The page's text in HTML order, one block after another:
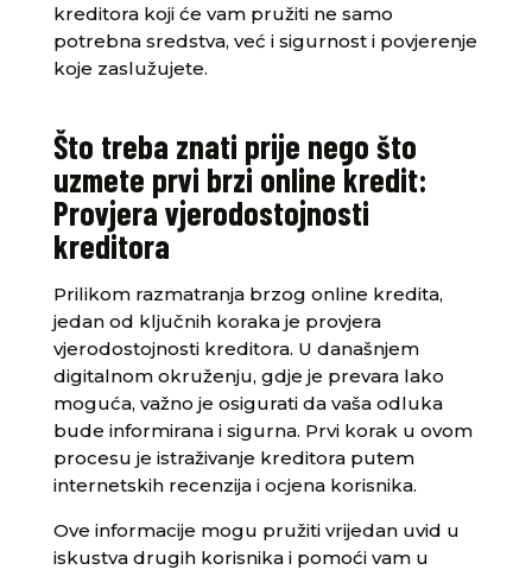
kreditora koji će vam pružiti ne samo
potrebna sredstva, već i sigurnost i povjerenje
koje zaslužujete.
Što treba znati prije nego što
uzmete prvi brzi online kredit:
Provjera vjerodostojnosti
kreditora
Prilikom razmatranja brzog online kredita,
jedan od ključnih koraka je provjera
vjerodostojnosti kreditora. U današnjem
digitalnom okruženju, gdje je prevara lako
moguća, važno je osigurati da vaša odluka
bude informirana i sigurna. Prvi korak u ovom
procesu je istraživanje kreditora putem
internetskih recenzija i ocjena korisnika.
Ove informacije mogu pružiti vrijedan uvid u
iskustva drugih korisnika i pomoći vam u